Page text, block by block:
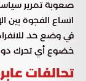
صعوبة تمرير
اتساع الفجوة بين
في وضع حد
خضوع أي تحرك
تحالفات